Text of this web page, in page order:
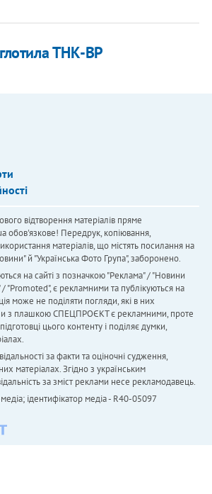
ТНК-ВР
відтворення матеріалів пряме
обов'язкове! Передрук, копіювання,
матеріалів, що містять посилання на
й "Українська Фото Група", заборонено.
на сайті з позначкою "Реклама" / "Новини
"Promoted", є рекламними та публікуються на
може не поділяти погляди, які в них
з плашкою СПЕЦПРОЄКТ є рекламними, проте
цього контенту і поділяє думки,
за факти та оціночні судження,
матеріалах. Згідно з українським
за зміст реклами несе рекламодавець.
ідентифікатор медіа - R40-05097